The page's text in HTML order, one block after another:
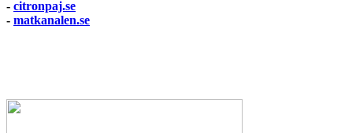
- citronpaj.se
- matkanalen.se